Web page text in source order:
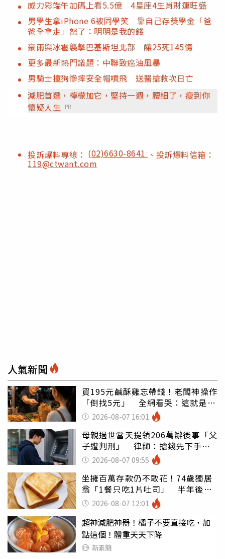
威力彩端午加碼上看5.5億 4星座4生肖財運旺盛
男學生拿iPhone 6被同學笑 靠自己存獎學金「爸
爸全拿走」怒了：明明是我的錢
豪雨與冰雹襲擊巴基斯坦北部 釀25死145傷
更多最新熱門議題：中聯致癌油風暴
男騎士撞狗慘摔安全帽噴飛 送醫搶救次日亡
減肥首選，檸檬加它，堅持一週，腰細了，瘦到你
懷疑人生 PR
投訴爆料專線： (02)6630-8641 、投訴爆料信箱：
119@ctwant.com
人氣新聞
買195元鹹酥雞忘帶錢！老闆神操作
「倒找5元」 全網看哭：這就是台
灣 2026-08-07 16:01
母親過世當天提領206萬辦後事「父
子遭判刑」 律師：搶錢先下手是
罪 2026-08-07 09:55
坐擁百萬存款仍不敢花！74歲獨居
翁「1餐只吃1片吐司」 半年後暴
瘦嚇壞女兒
2026-08-07 12:01
超神減肥神器！橘子不要直接吃，加
點這個！體重天天下降
新素簡